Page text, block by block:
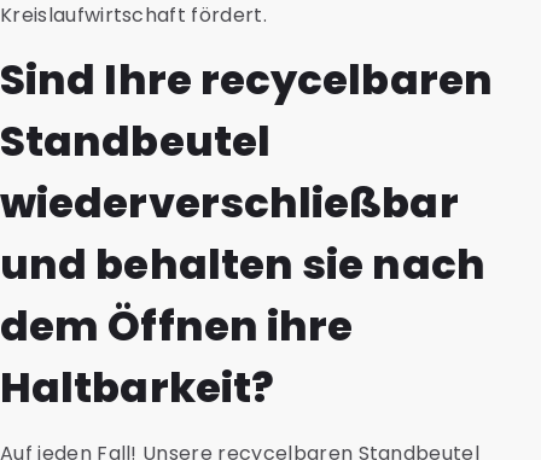
Kreislaufwirtschaft fördert.
Sind Ihre recycelbaren
Standbeutel
wiederverschließbar
und behalten sie nach
dem Öffnen ihre
Haltbarkeit?
Auf jeden Fall! Unsere recycelbaren Standbeutel